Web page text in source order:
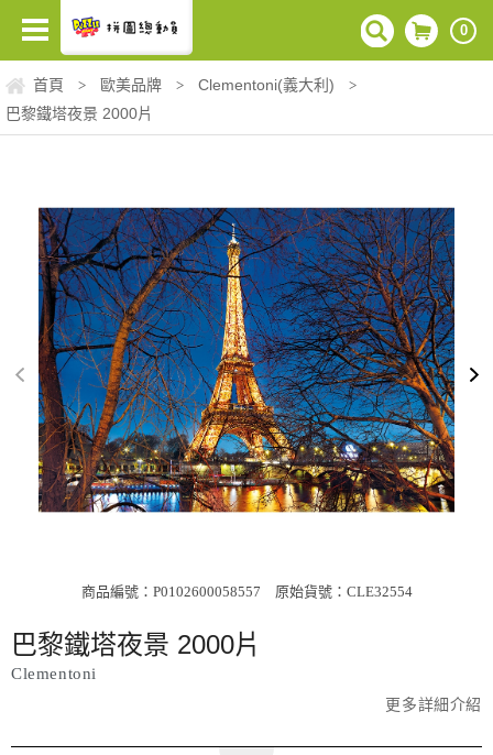
0
首頁 > 歐美品牌 > Clementoni(義大利) >
巴黎鐵塔夜景 2000片
商品編號：P0102600058557 原始貨號：CLE32554
巴黎鐵塔夜景 2000片
Clementoni
更多詳細介紹